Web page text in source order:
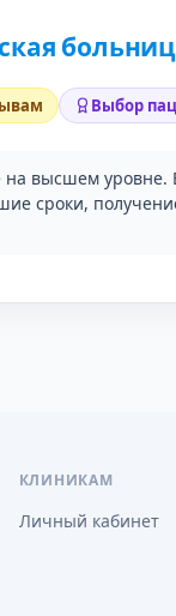
Выбор
на высшем
сроки,
КЛИНИКАМ
Личный кабинет